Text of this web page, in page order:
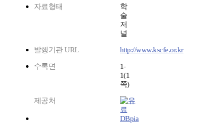
자료형태
학
술
저
널
발행기관 URL http://www.kscfe.or.kr
수록면
1-
1(1
쪽)
제공처
DBpia